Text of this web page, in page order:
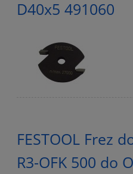
D40x5 491060
FESTOOL Frez
R3-OFK 500 do